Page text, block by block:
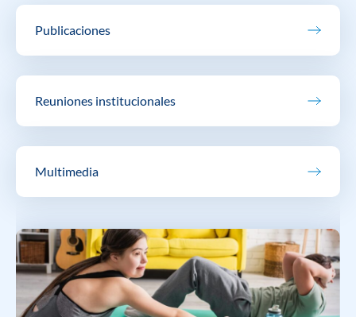
Publicaciones
Reuniones institucionales
Multimedia